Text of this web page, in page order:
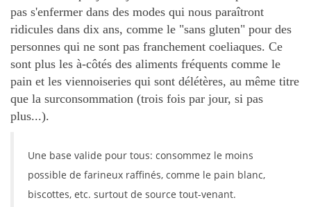
pas s'enfermer dans des modes qui nous paraîtront
ridicules dans dix ans, comme le "sans gluten" pour des
personnes qui ne sont pas franchement coeliaques. Ce
sont plus les à-côtés des aliments fréquents comme le
pain et les viennoiseries qui sont délétères, au même titre
que la surconsommation (trois fois par jour, si pas
plus...).
Une base valide pour tous: consommez le moins
possible de farineux raffinés, comme le pain blanc,
biscottes, etc. surtout de source tout-venant.